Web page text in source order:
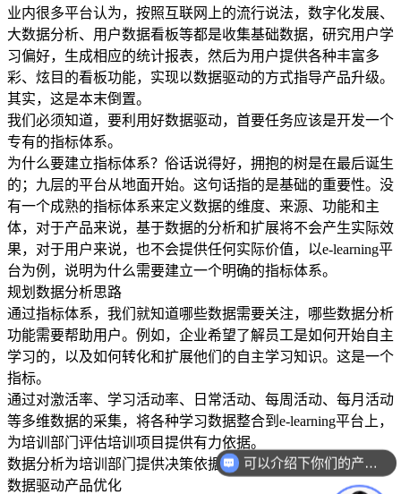
业内很多平台认为，按照互联网上的流行说法，数字化发展、
大数据分析、用户数据看板等都是收集基础数据，研究用户学
习偏好，生成相应的统计报表，然后为用户提供各种丰富多
彩、炫目的看板功能，实现以数据驱动的方式指导产品升级。
其实，这是本末倒置。
我们必须知道，要利用好数据驱动，首要任务应该是开发一个
专有的指标体系。
为什么要建立指标体系？俗话说得好，拥抱的树是在最后诞生
的；九层的平台从地面开始。这句话指的是基础的重要性。没
有一个成熟的指标体系来定义数据的维度、来源、功能和主
体，对于产品来说，基于数据的分析和扩展将不会产生实际效
果，对于用户来说，也不会提供任何实际价值，以e-learning平
台为例，说明为什么需要建立一个明确的指标体系。
规划数据分析思路
通过指标体系，我们就知道哪些数据需要关注，哪些数据分析
功能需要帮助用户。例如，企业希望了解员工是如何开始自主
学习的，以及如何转化和扩展他们的自主学习知识。这是一个
指标。
通过对激活率、学习活动率、日常活动、每周活动、每月活动
等多维数据的采集，将各种学习数据整合到e-learning平台上，
为培训部门评估培训项目提供有力依据。
数据分析为培训部门提供决策依据
数据驱动产品优化
可以介绍下你们的产品么？